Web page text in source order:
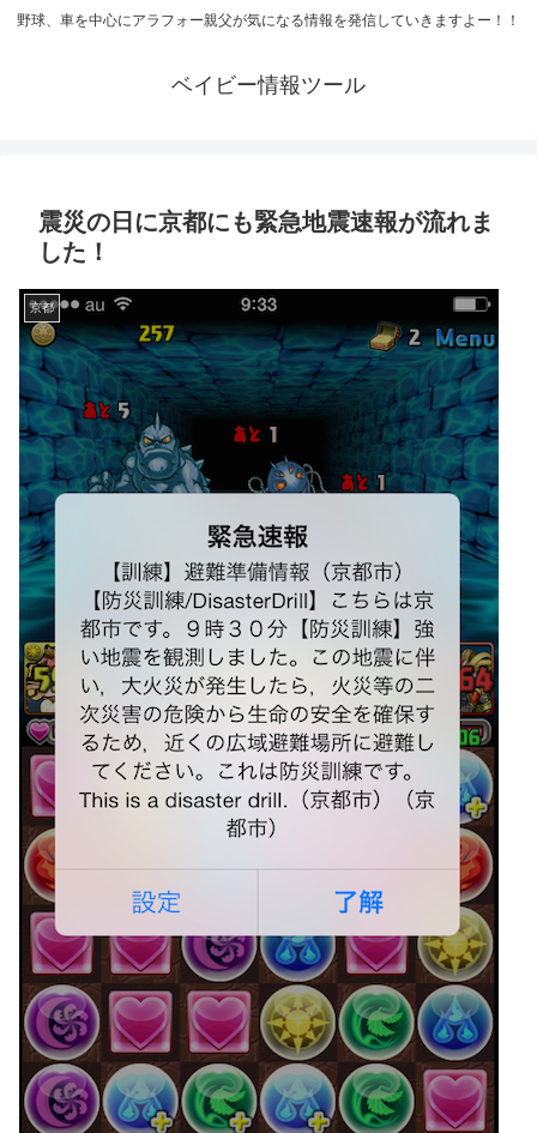
野球、車を中心にアラフォー親父が気になる情報を発信していきますよー！！
ベイビー情報ツール
震災の日に京都にも緊急地震速報が流れま
した！
京都